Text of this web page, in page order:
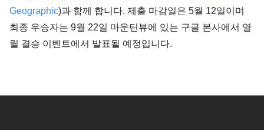
Geographic)과 함께 합니다. 제출 마감일은 5월 12일이며
최종 우승자는 9월 22일 마운틴뷰에 있는 구글 본사에서 열
릴 결승 이벤트에서 발표될 예정입니다.